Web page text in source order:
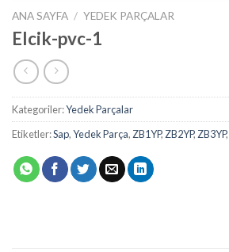
ANA SAYFA / YEDEK PARÇALAR
Elcik-pvc-1
Kategoriler:Yedek Parçalar
Etiketler:Sap,Yedek Parça,ZB1YP,ZB2YP,ZB3YP,